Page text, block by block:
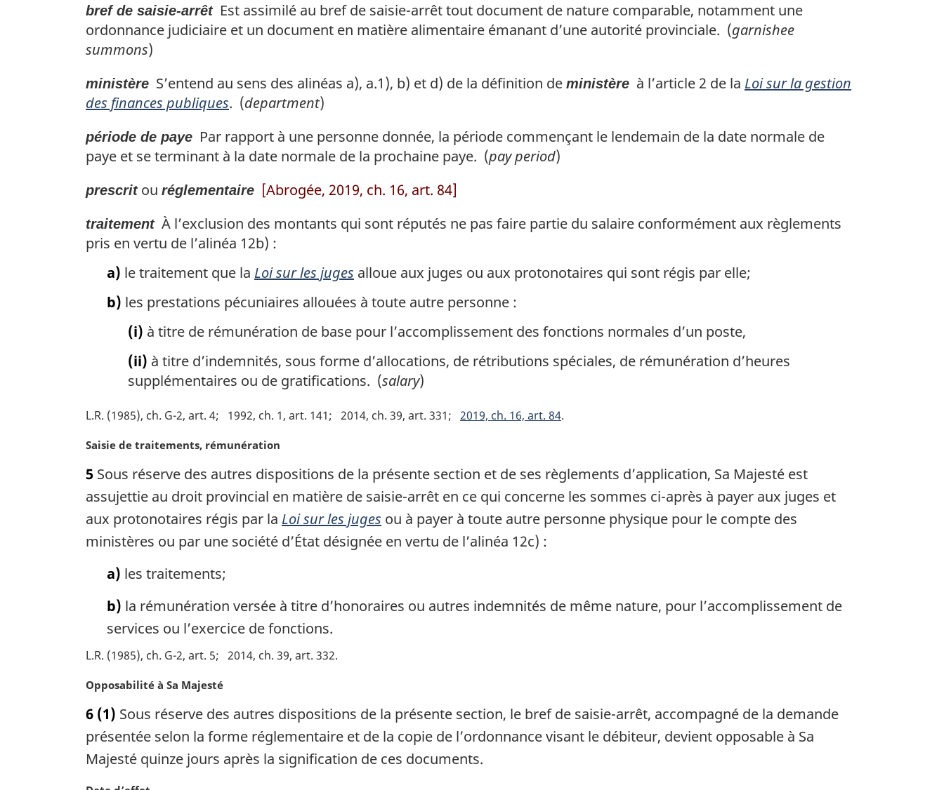
m
a
g
n
a
e
:
bref de saisie-arrêtEst assimilé au bref de saisie-arrêt tout document de nature comparable, notamment une
ordonnance judiciaire et un document en matière alimentaire émanant d’une autorité provinciale. (garnishee
summons)
ministère S’entend au sens des alinéas a), a.1), b) et d) de la définition de ministère à l’article 2 de la Loi sur la gestion
des finances publiques. (department)
période de paye Par rapport à une personne donnée, la période commençant le lendemain de la date normale de
paye et se terminant à la date normale de la prochaine paye. (pay period)
prescritou réglementaire [Abrogée, 2019, ch. 16, art. 84]
traitementÀ l’exclusion des montants qui sont réputés ne pas faire partie du salaire conformément aux règlements
pris en vertu de l’alinéa 12b) :
a) le traitement que la Loi sur les juges alloue aux juges ou aux protonotaires qui sont régis par elle;
b) les prestations pécuniaires allouées à toute autre personne :
(i) à titre de rémunération de base pour l’accomplissement des fonctions normales d’un poste,
(ii) à titre d’indemnités, sous forme d’allocations, de rétributions spéciales, de rémunération d’heures
supplémentaires ou de gratifications. (salary)
L.R. (1985), ch. G-2, art. 4 1992, ch. 1, art. 141 2014, ch. 39, art. 331 2019, ch. 16, art. 84
N
t
e
a
r
:
Saisie de traitements, rémunération
5 Sous réserve des autres dispositions de la présente section et de ses règlements d’application, Sa Majesté est
assujettie au droit provincial en matière de saisie-arrêt en ce qui concerne les sommes ci-après à payer aux juges et
aux protonotaires régis par la Loi sur les juges ou à payer à toute autre personne physique pour le compte des
ministères ou par une société d’État désignée en vertu de l’alinéa 12c) :
a) les traitements;
b) la rémunération versée à titre d’honoraires ou autres indemnités de même nature, pour l’accomplissement de
services ou l’exercice de fonctions.
L.R. (1985), ch. G-2, art. 5 2014, ch. 39, art. 332
N
t
e
m
a
Opposabilité à Sa Majesté
6 (1) Sous réserve des autres dispositions de la présente section, le bref de saisie-arrêt, accompagné de la demande
présentée selon la forme réglementaire et de la copie de l’ordonnance visant le débiteur, devient opposable à Sa
Majesté quinze jours après la signification de ces documents.